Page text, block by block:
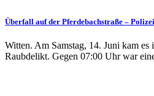
Überfall auf der Pferdebachstraße –
Witten. Am Samstag, 14. Juni kam es
Raubdelikt. Gegen 07:00 Uhr war